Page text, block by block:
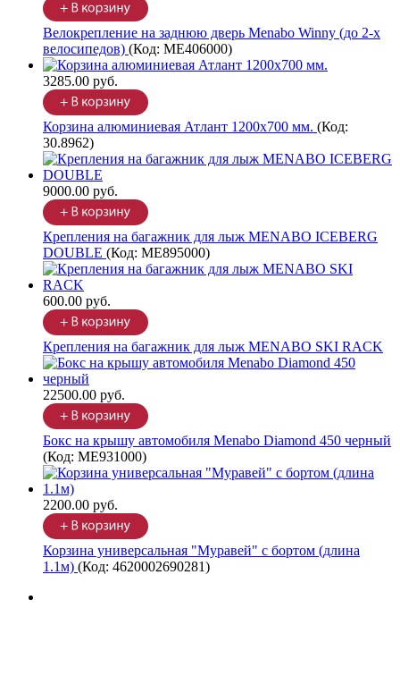
Велокрепление на заднюю дверь Menabo Winny (до 2-х
велосипедов) (Код: ME406000)
3285.00 руб.
Корзина алюминиевая Атлант 1200х700 мм. (Код:
30.8962)
9000.00 руб.
Крепления на багажник для лыж MENABO ICEBERG
DOUBLE (Код: ME895000)
600.00 руб.
Крепления на багажник для лыж MENABO SKI RACK
22500.00 руб.
Бокс на крышу автомобиля Menabo Diamond 450 черный
(Код: ME931000)
2200.00 руб.
Корзина универсальная "Муравей" с бортом (длина
1.1м) (Код: 4620002690281)